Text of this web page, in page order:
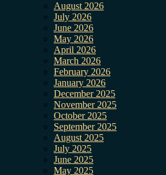
August 2026
July 2026
June 2026
May 2026
April 2026
March 2026
February 2026
January 2026
December 2025
November 2025
October 2025
September 2025
August 2025
July 2025
June 2025
May 2025